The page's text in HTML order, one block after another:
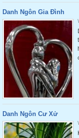
Danh Ngôn Gia Đình
Danh Ngôn Cư Xử